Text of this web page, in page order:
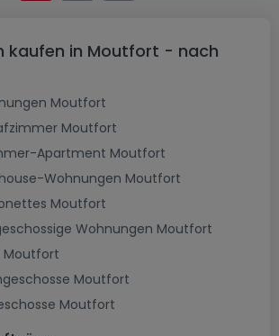
kaufen in Moutfort - nach
Moutfort
Moutfort
Apartment Moutfort
Wohnungen Moutfort
Moutfort
Wohnungen Moutfort
Moutfort
Moutfort
Moutfort